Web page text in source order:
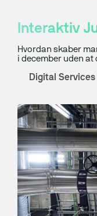
Interaktiv
Hvordan skaber
i december uden
Digital Services